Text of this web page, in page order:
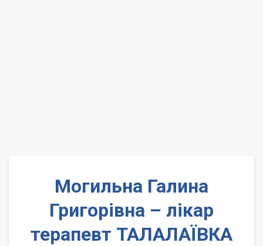
Могильна Галина
Григорівна – лікар
терапевт ТАЛАЛАЇВКА